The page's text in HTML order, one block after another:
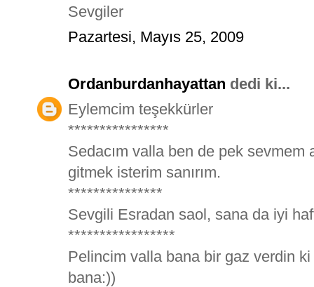
Sevgiler
Pazartesi, Mayıs 25, 2009
Ordanburdanhayattan dedi ki...
Eylemcim teşekkürler
****************
Sedacım valla ben de pek sevmem
gitmek isterim sanırım.
***************
Sevgili Esradan saol, sana da iyi
*****************
Pelincim valla bana bir gaz verdin
bana:))